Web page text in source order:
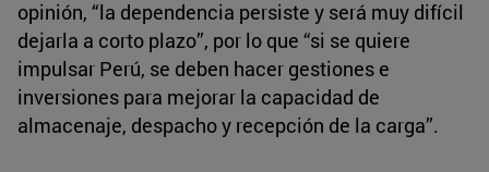
opinión, “la dependencia persiste y será muy difícil
dejarla a corto plazo”, por lo que “si se quiere
impulsar Perú, se deben hacer gestiones e
inversiones para mejorar la capacidad de
almacenaje, despacho y recepción de la carga”.